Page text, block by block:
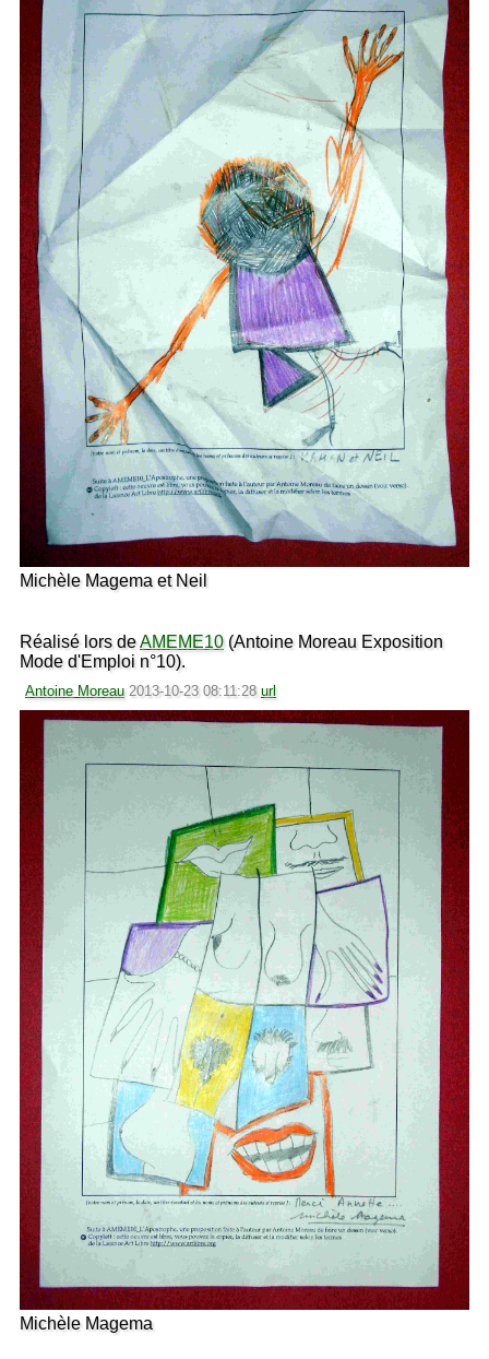
Michèle Magema et Neil
Réalisé lors deAMEME10(Antoine Moreau Exposition
Mode d'Emploi n°10).
Antoine Moreau 2013-10-23 08:11:28 url
Michèle Magema